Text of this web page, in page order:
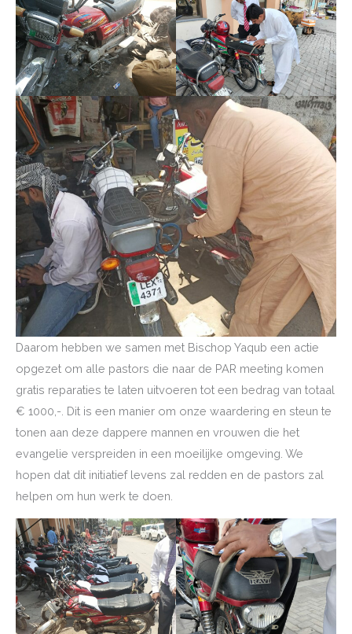
Daarom hebben we samen met Bischop Yaqub een actie
opgezet om alle pastors die naar de PAR meeting komen
gratis reparaties te laten uitvoeren tot een bedrag van totaal
€ 1000,-. Dit is een manier om onze waardering en steun te
tonen aan deze dappere mannen en vrouwen die het
evangelie verspreiden in een moeilijke omgeving. We
hopen dat dit initiatief levens zal redden en de pastors zal
helpen om hun werk te doen.